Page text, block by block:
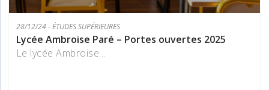
28/12/24 - ÉTUDES SUPÉRIEURES
Lycée Ambroise Paré – Portes ouvertes 2025
Le lycée Ambroise...